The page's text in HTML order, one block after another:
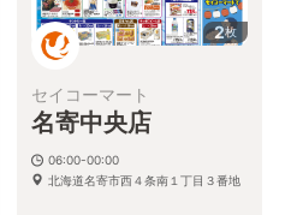
2枚
セイコーマート
名寄中央店
06:00-00:00
北海道名寄市西４条南１丁目３番地